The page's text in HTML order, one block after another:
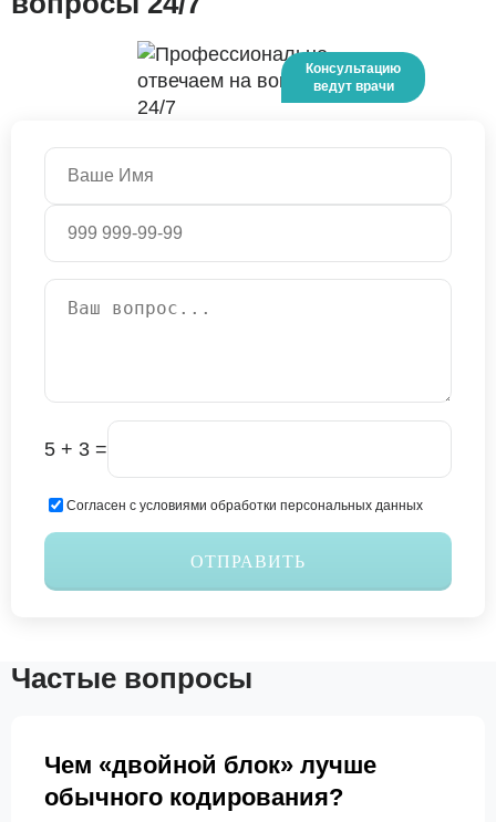
5 + 3 =
Согласен с условиями обработки персональных данных
ОТПРАВИТЬ
Частые вопросы
Чем «двойной блок» лучше
обычного кодирования?